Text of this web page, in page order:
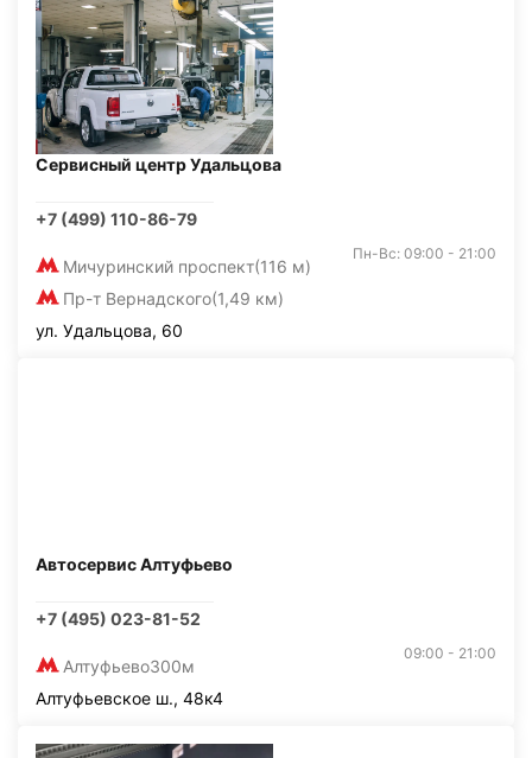
Сервисный центр Удальцова
+7 (499) 110-86-79
Мичуринский проспект(116 м)
Пр-т Вернадского(1,49 км)
Пн-Вс: 09:00 - 21:00
ул. Удальцова, 60
Автосервис Алтуфьево
+7 (495) 023-81-52
Алтуфьево300м
09:00 - 21:00
Алтуфьевское ш., 48к4